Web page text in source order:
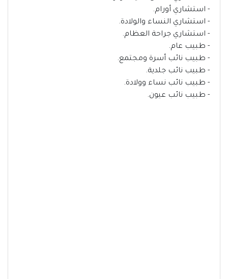
- استشاري أورام.
- استشاري النساء والولادة.
- استشاري جراحة العظام.
- طبيب عام.
- طبيب نائب أسرة ومجتمع.
- طبيب نائب جلدية.
- طبيب نائب نساء وولادة.
- طبيب نائب عيون.